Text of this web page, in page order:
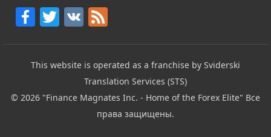
F
c
e
b
T
itt
er
V F
e
d
This website is operated as a franchise by Sviderski
Translation Services (STS)
© 2026 "Finance Magnates Inc. - Home of the Forex Elite" Все
права защищены.